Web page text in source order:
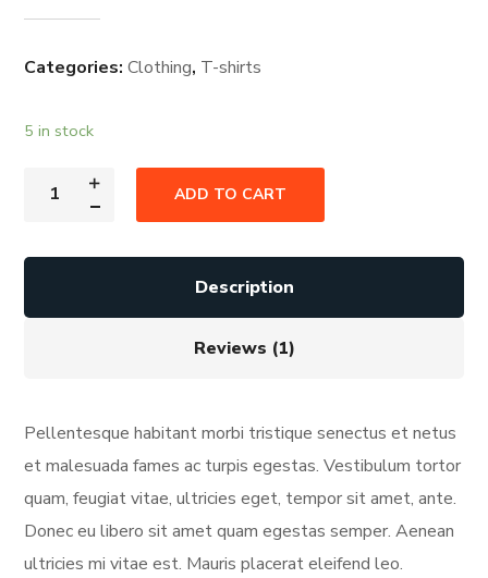
Categories:Clothing, T-shirts
5 in stock
ADD TO CART
Description
Reviews (1)
Pellentesque habitant morbi tristique senectus et netus
et malesuada fames ac turpis egestas. Vestibulum tortor
quam, feugiat vitae, ultricies eget, tempor sit amet, ante.
Donec eu libero sit amet quam egestas semper. Aenean
ultricies mi vitae est. Mauris placerat eleifend leo.